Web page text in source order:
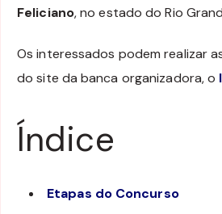
Feliciano, no estado do Rio
Os interessados podem realizar
do site da banca organizadora, o
Índice
Etapas do Concurso